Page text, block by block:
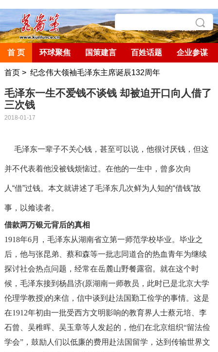
首 页 环球聚焦 国策建言 百姓话题 企业参谋
首页> 纪念伟大领袖毛泽东主席诞辰132周年
毛泽东一生不爱钱不谈钱 却被迫开口向人借了
三次钱
2018-01-17
毛泽东一辈子不关心钱，甚至可以说，他很讨厌钱，但这
并不代表着他没被钱烦恼过。在他的一生中，曾多次向
人 “借”过钱。本文就讲述了毛泽东几次鲜为人知的“借钱”故
事，以飨读者。
借款两万银元背后的真相
1918年6月，毛泽东从湖南省立第一师范学校毕业。毕业之
后，他与张昆弟、蔡和森等一批志同道合的热血青年为继续
探讨社会热点问题，经常在岳麓山野餐露宿。就在这个时
候，毛泽东接到杨昌济(原湖南一师教员，此时已是北京大学
伦理学教授)的来信，信中谈到赴法国勤工俭学的事情。这是
在1912年初由一批受西方文明影响的教育界人士蔡元培、李
石曾、吴稚晖、吴玉章等人发起的，他们在北京组织“留法俭
学会”，鼓励人们以低廉的费用赴法国留学，达到传输世界文